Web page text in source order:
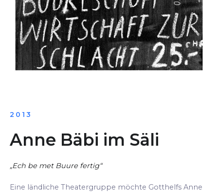
2013
Anne Bäbi im Säli
„Ech be met Buure fertig“
Eine ländliche Theatergruppe möchte Gotthelfs Anne